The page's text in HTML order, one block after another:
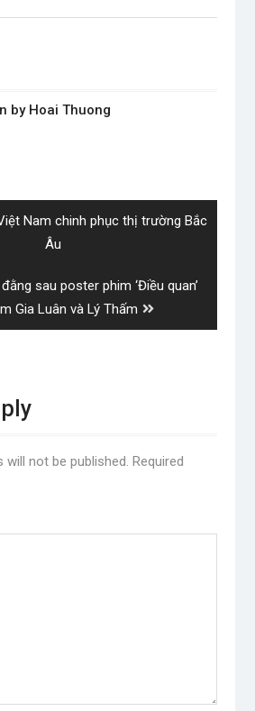
by Hoai Thuong
Nam chinh phục thị trường Bắc
Âu
sau poster phim ‘Điều quan’
Gia Luân và Lý Thấm
will not be published. Required